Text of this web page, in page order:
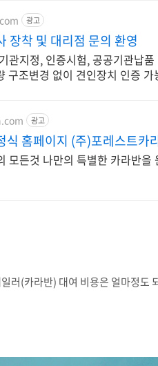
광고
장착 및 대리점 문의 환영
관지정, 인증시험, 공공기관납
구조변경 없이 견인장치 인증 가
광고
식 홈페이지 (주)포레스트카
모든것 나만의 특별한 카라반을
러(카라반) 대여 비용은 얼마정도